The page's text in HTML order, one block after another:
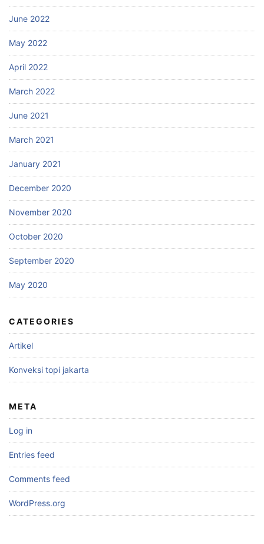
June 2022
May 2022
April 2022
March 2022
June 2021
March 2021
January 2021
December 2020
November 2020
October 2020
September 2020
May 2020
CATEGORIES
Artikel
Konveksi topi jakarta
META
Log in
Entries feed
Comments feed
WordPress.org